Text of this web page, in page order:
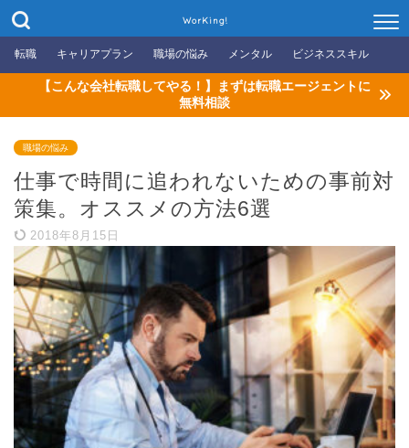
WorKing!
転職 キャリアプラン 職場の悩み メンタル ビジネススキル
【こんな会社転職してやる！】まずは転職エージェントに
無料相談
職場の悩み
仕事で時間に追われないための事前対
策集。オススメの方法6選
2018年8月15日